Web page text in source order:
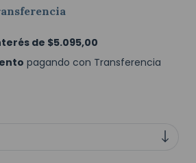
de $5.095,00
pagando con Transferencia